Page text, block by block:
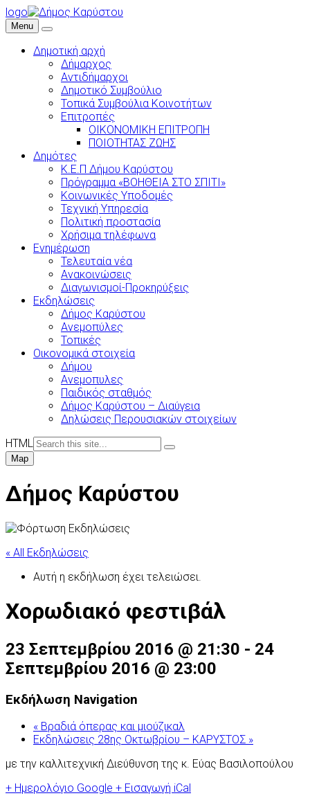
logo
Menu
Δημοτική αρχή
Δήμαρχος
Αντιδήμαρχοι
Δημοτικό Συμβούλιο
Τοπικά Συμβούλια Κοινοτήτων
Επιτροπές
ΟΙΚΟΝΟΜΙΚΗ ΕΠΙΤΡΟΠΗ
ΠΟΙΟΤΗΤΑΣ ΖΩΗΣ
Δημότες
Κ.Ε.Π Δήμου Καρύστου
Πρόγραμμα «ΒΟΗΘΕΙΑ ΣΤΟ ΣΠΙΤΙ»
Κοινωνικές Υποδομές
Τεχνική Υπηρεσία
Πολιτική προστασία
Χρήσιμα τηλέφωνα
Ενημέρωση
Τελευταία νέα
Ανακοινώσεις
Διαγωνισμοί-Προκηρύξεις
Εκδηλώσεις
Δήμος Καρύστου
Ανεμοπύλες
Τοπικές
Οικονομικά στοιχεία
Δήμου
Ανεμοπυλες
Παιδικός σταθμός
Δήμος Καρύστου – Διαύγεια
Δηλώσεις Περουσιακών στοιχείων
HTML
Map
Δήμος Καρύστου
« All Εκδηλώσεις
Αυτή η εκδήλωση έχει τελειώσει.
Χορωδιακό φεστιβάλ
23 Σεπτεμβρίου 2016 @ 21:30 - 24
Σεπτεμβρίου 2016 @ 23:00
Εκδήλωση Navigation
« Βραδιά όπερας και μιούζικαλ
Εκδηλώσεις 28ης Οκτωβρίου – ΚΑΡΥΣΤΟΣ »
με την καλλιτεχνική Διεύθυνση της κ. Εύας Βασιλοπούλου
+ Ημερολόγιο Google + Εισαγωγή iCal